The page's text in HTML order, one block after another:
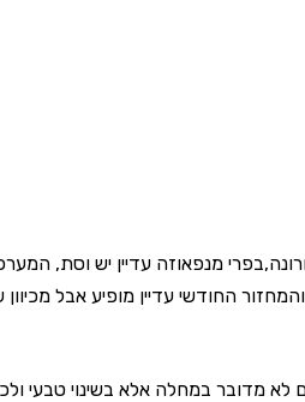
12 חודשים מהוסת האחרונה,בפרי מנפאוזה עדיין יש
החודשי עדיין מופיע אבל
מדובר במחלה אלא בשינוי טבעי